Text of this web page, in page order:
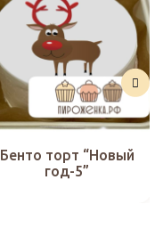
Бенто торт “Новый
год-5”